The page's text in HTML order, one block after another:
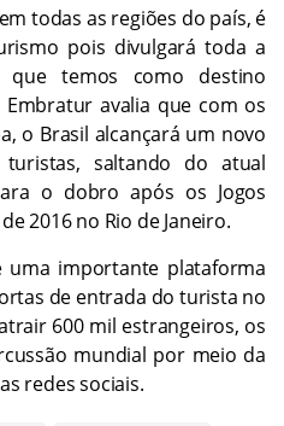
todas as regiões do país, é
pois divulgará toda a
que temos como destino
avalia que com os
o Brasil alcançará um novo
saltando do atual
o dobro após os Jogos
2016 no Rio de Janeiro.
uma importante plataforma
de entrada do turista no
600 mil estrangeiros, os
mundial por meio da
redes sociais.